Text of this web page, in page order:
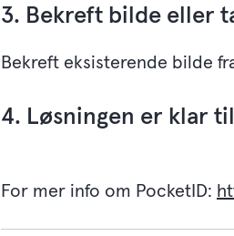
3. Bekreft bilde eller
Bekreft eksisterende bilde
4. Løsningen er klar
For mer info om PocketID: